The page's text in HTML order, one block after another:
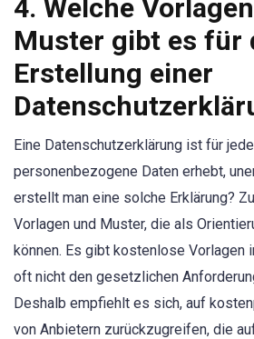
4. Welche
Muster gibt es für
Erstellung einer
Eine Datenschutzerklärung ist für
personenbezogene Daten erhebt,
erstellt man eine solche Erklärung?
Vorlagen und Muster, die als
können. Es gibt kostenlose Vorlagen
oft nicht den gesetzlichen
Deshalb empfiehlt es sich, auf
von Anbietern zurückzugreifen, die